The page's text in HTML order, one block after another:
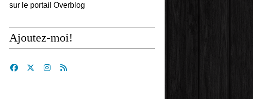
sur le portail Overblog
Ajoutez-moi!